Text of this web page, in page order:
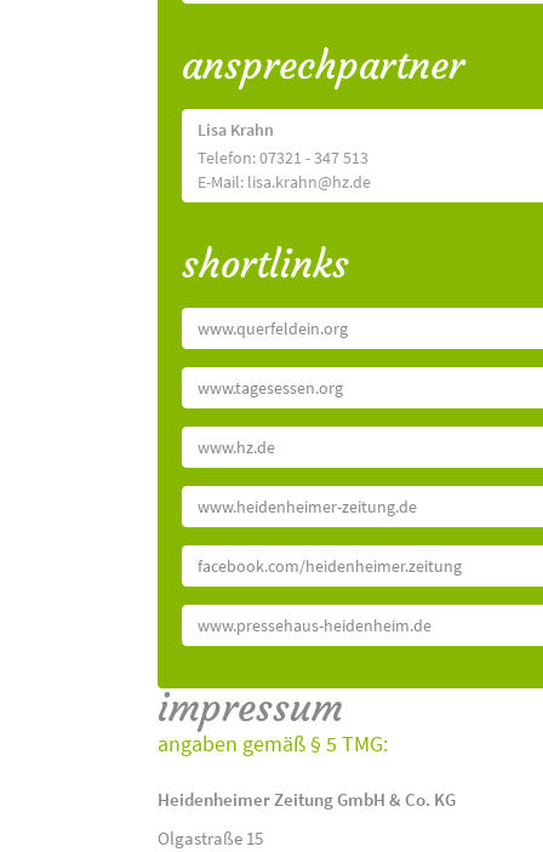
ansprechpartner
Lisa Krahn
Telefon: 07321 - 347 513
E-Mail: lisa.krahn@hz.de
shortlinks
www.querfeldein.org
www.tagesessen.org
www.hz.de
www.heidenheimer-zeitung.de
facebook.com/heidenheimer.zeitung
www.pressehaus-heidenheim.de
impressum
angaben gemäß § 5 TMG:
Heidenheimer Zeitung GmbH & Co. KG
Olgastraße 15